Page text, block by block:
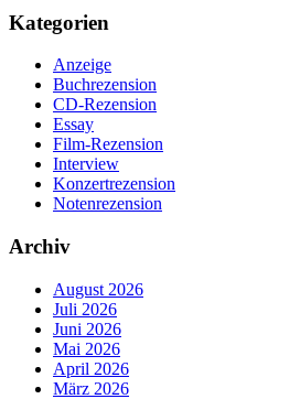
Kategorien
Anzeige
Buchrezension
CD-Rezension
Essay
Film-Rezension
Interview
Konzertrezension
Notenrezension
Archiv
August 2026
Juli 2026
Juni 2026
Mai 2026
April 2026
März 2026